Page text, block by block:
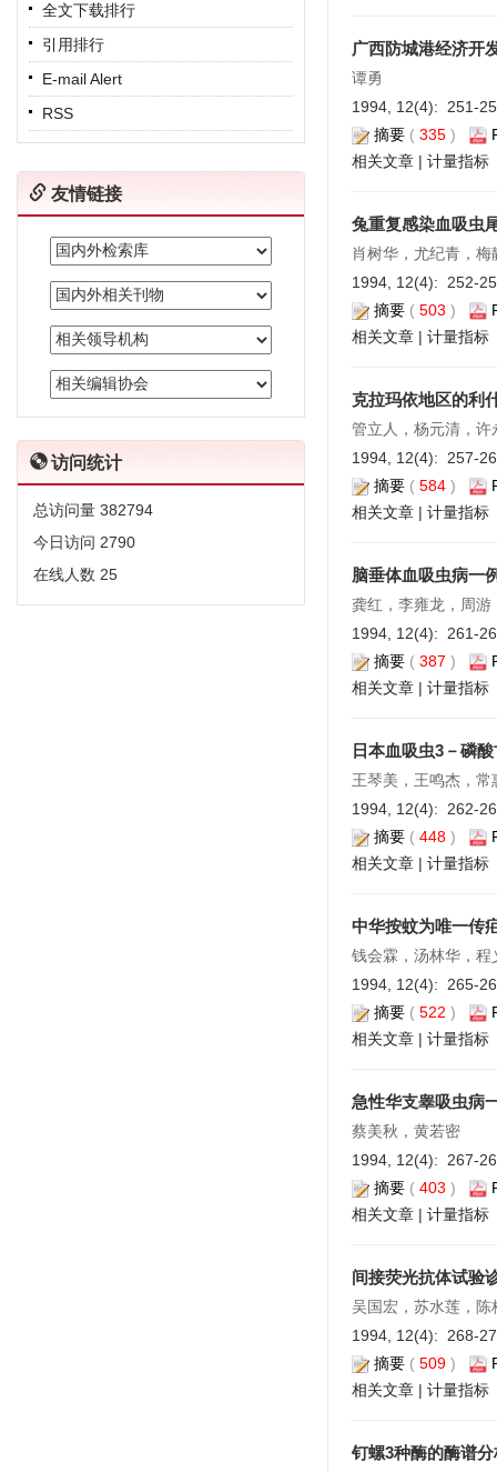
全文下载排行
引用排行
E-mail Alert
RSS
友情链接
访问统计
总访问量 382794
今日访问 2790
在线人数 25
广西防城港经济开
谭勇
1994, 12(4): 251-
摘要 ( 335 )
相关文章 | 计量指标
兔重复感染血吸虫
肖树华，尤纪青，
1994, 12(4): 252-
摘要 ( 503 )
相关文章 | 计量指标
克拉玛依地区的利
管立人，杨元清，
1994, 12(4): 257-
摘要 ( 584 )
相关文章 | 计量指标
脑垂体血吸虫病一
龚红，李雍龙，周游
1994, 12(4): 261-
摘要 ( 387 )
相关文章 | 计量指标
日本血吸虫3－磷
王琴美，王鸣杰，常
1994, 12(4): 262-
摘要 ( 448 )
相关文章 | 计量指标
中华按蚊为唯一传
钱会霖，汤林华，程
1994, 12(4): 265-
摘要 ( 522 )
相关文章 | 计量指标
急性华支睾吸虫病
蔡美秋，黄若密
1994, 12(4): 267-
摘要 ( 403 )
相关文章 | 计量指标
间接荧光抗体试验
吴国宏，苏水莲，
1994, 12(4): 268-
摘要 ( 509 )
相关文章 | 计量指标
钉螺3种酶的酶谱分